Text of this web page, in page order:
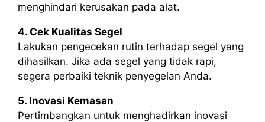
menghindari kerusakan pada alat.
4. Cek Kualitas Segel
Lakukan pengecekan rutin terhadap segel yang
dihasilkan. Jika ada segel yang tidak rapi,
segera perbaiki teknik penyegelan Anda.
5. Inovasi Kemasan
Pertimbangkan untuk menghadirkan inovasi